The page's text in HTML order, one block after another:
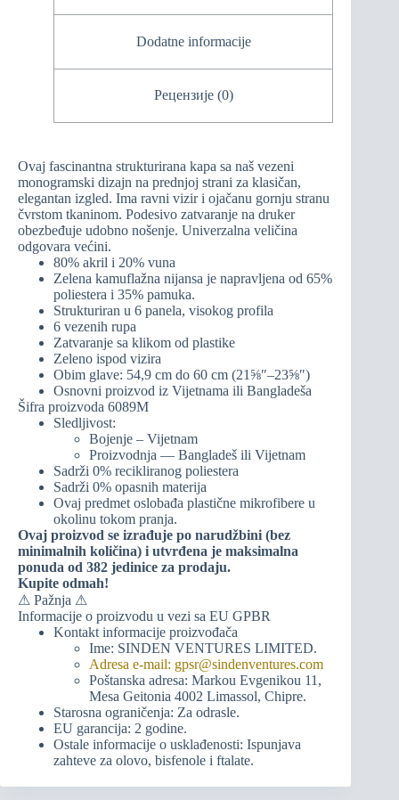
Dodatne informacije
Рецензије (0)
Ovaj fascinantna strukturirana kapa sa naš vezeni
monogramski dizajn na prednjoj strani za klasičan,
elegantan izgled. Ima ravni vizir i ojačanu gornju stranu
čvrstom tkaninom. Podesivo zatvaranje na druker
obezbeđuje udobno nošenje. Univerzalna veličina
odgovara većini.
80% akril i 20% vuna
Zelena kamuflažna nijansa je napravljena od 65%
poliestera i 35% pamuka.
Strukturiran u 6 panela, visokog profila
6 vezenih rupa
Zatvaranje sa klikom od plastike
Zeleno ispod vizira
Obim glave: 54,9 cm do 60 cm (21⅝″–23⅝″)
Osnovni proizvod iz Vijetnama ili Bangladeša
Šifra proizvoda 6089M
Sledljivost:
Bojenje – Vijetnam
Proizvodnja — Bangladeš ili Vijetnam
Sadrži 0% recikliranog poliestera
Sadrži 0% opasnih materija
Ovaj predmet oslobađa plastične mikrofibere u
okolinu tokom pranja.
Ovaj proizvod se izrađuje po narudžbini (bez
minimalnih količina) i utvrđena je maksimalna
ponuda od 382 jedinice za prodaju.
Kupite odmah!
⚠ Pažnja ⚠
Informacije o proizvodu u vezi sa EU GPBR
Kontakt informacije proizvođača
Ime: SINDEN VENTURES LIMITED.
Adresa e-mail: gpsr@sindenventures.com
Poštanska adresa: Markou Evgenikou 11,
Mesa Geitonia 4002 Limassol, Chipre.
Starosna ograničenja: Za odrasle.
EU garancija: 2 godine.
Ostale informacije o usklađenosti: Ispunjava
zahteve za olovo, bisfenole i ftalate.